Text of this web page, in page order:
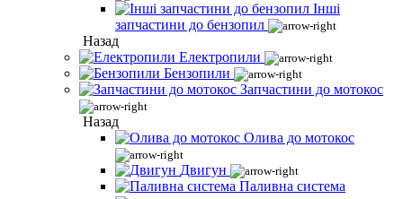
Інші
запчастини до бензопил
Назад
Електропили
Бензопили
Запчастини до мотокос
Назад
Олива до мотокос
Двигун
Паливна система